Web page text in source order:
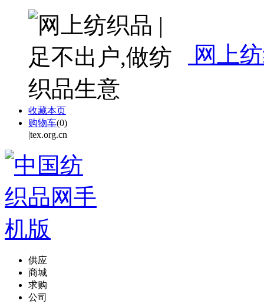
网上
收藏本页
购物车(0)
|tex.org.cn
供应
商城
求购
公司